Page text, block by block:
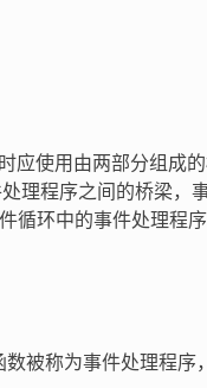
应使用由两部分组成
理程序之间的桥梁，
循环中的事件处理程
被称为事件处理程序